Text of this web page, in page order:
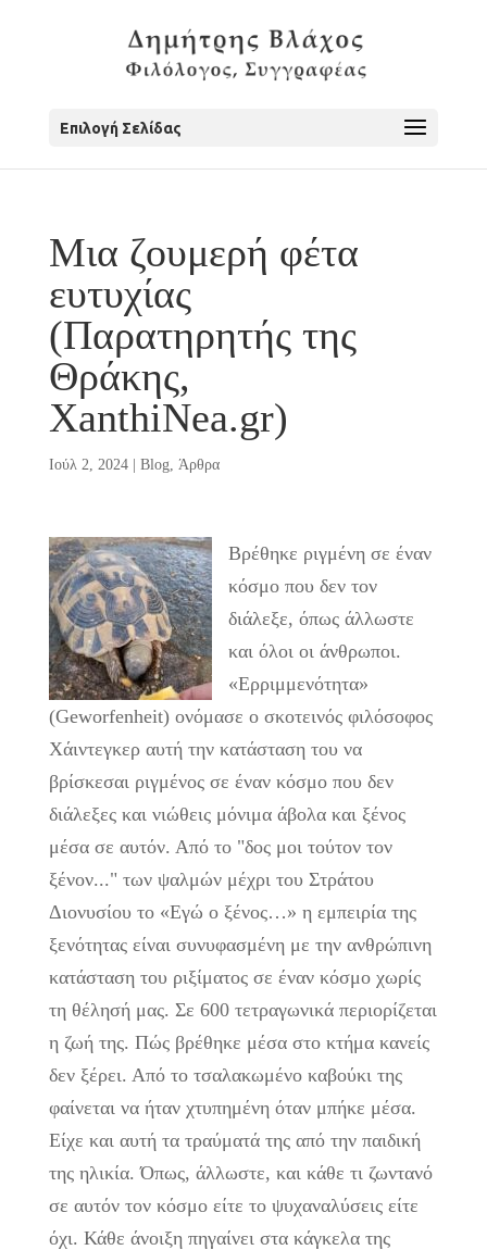
Επιλογή Σελίδας
Μια ζουμερή φέτα
ευτυχίας
(Παρατηρητής της
Θράκης,
XanthiNea.gr)
Ιούλ 2, 2024| Blog, Άρθρα
Βρέθηκε ριγμένη σε έναν
κόσμο που δεν τον
διάλεξε, όπως άλλωστε
και όλοι οι άνθρωποι.
«Ερριμμενότητα»
(Geworfenheit) ονόμασε ο σκοτεινός φιλόσοφος
Χάιντεγκερ αυτή την κατάσταση του να
βρίσκεσαι ριγμένος σε έναν κόσμο που δεν
διάλεξες και νιώθεις μόνιμα άβολα και ξένος
μέσα σε αυτόν. Από το "δος μοι τούτον τον
ξένον..." των ψαλμών μέχρι του Στράτου
Διονυσίου το «Εγώ ο ξένος…» η εμπειρία της
ξενότητας είναι συνυφασμένη με την ανθρώπινη
κατάσταση του ριξίματος σε έναν κόσμο χωρίς
τη θέλησή μας. Σε 600 τετραγωνικά περιορίζεται
η ζωή της. Πώς βρέθηκε μέσα στο κτήμα κανείς
δεν ξέρει. Από το τσαλακωμένο καβούκι της
φαίνεται να ήταν χτυπημένη όταν μπήκε μέσα.
Είχε και αυτή τα τραύματά της από την παιδική
της ηλικία. Όπως, άλλωστε, και κάθε τι ζωντανό
σε αυτόν τον κόσμο είτε το ψυχαναλύσεις είτε
όχι. Κάθε άνοιξη πηγαίνει στα κάγκελα της